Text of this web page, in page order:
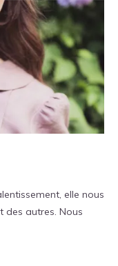
elle nous
des autres. Nous